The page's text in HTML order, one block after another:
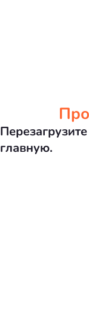
главную.